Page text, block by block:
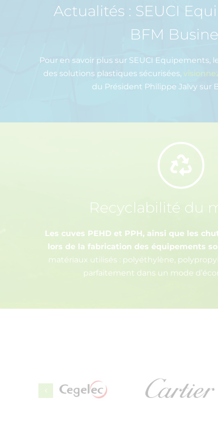
Actualités : SEUCI
BFM
Pour en savoir plus sur SEUCI Equipements,
des solutions plastiques sécurisées,
du Président Philippe Jalvy sur
Recyclabilité du
Les cuves PEHD et PPH, ainsi que les
lors de la fabrication des équipements
matériaux utilisés : polyéthylène,
parfaitement dans un mode